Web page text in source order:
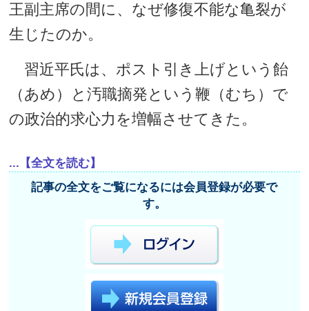
王副主席の間に、なぜ修復不能な亀裂が
生じたのか。
習近平氏は、ポスト引き上げという飴
（あめ）と汚職摘発という鞭（むち）で
の政治的求心力を増幅させてきた。
...【全文を読む】
記事の全文をご覧になるには会員登録が必要で
す。